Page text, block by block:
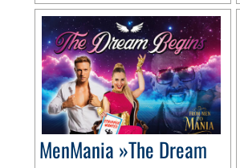
MenMania »The Dream